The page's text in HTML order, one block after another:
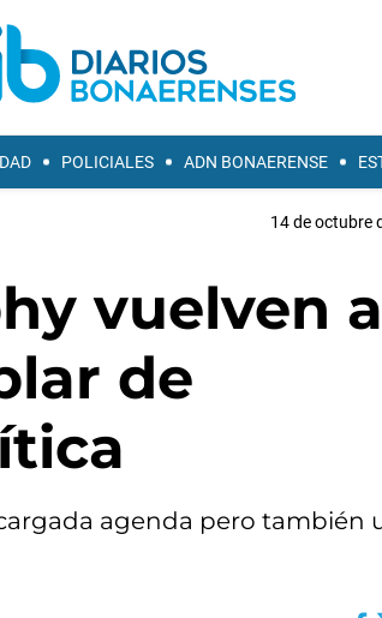
POLICIALES ADN BONAERENSE
14 de octubre
vuelven a
de
agenda pero también